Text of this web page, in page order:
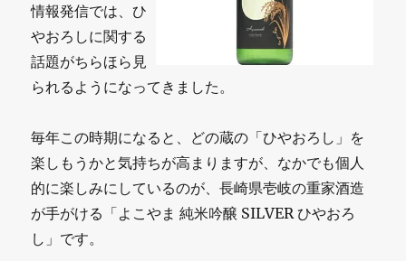
情報発信では、ひ
やおろしに関する
話題がちらほら見
られるようになってきました。
毎年この時期になると、どの蔵の「ひやおろし」を
楽しもうかと気持ちが高まりますが、なかでも個人
的に楽しみにしているのが、長崎県壱岐の重家酒造
が手がける「よこやま 純米吟醸 SILVER ひやおろ
し」です。